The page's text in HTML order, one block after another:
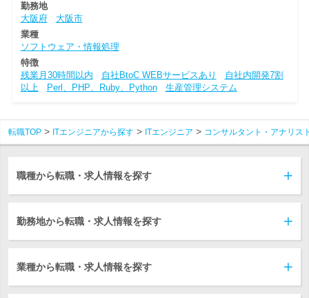
勤務地
大阪府
大阪市
業種
ソフトウェア・情報処理
特徴
残業月30時間以内
自社BtoC WEBサービスあり
自社内開発7割
以上
Perl、PHP、Ruby、Python 生産管理システム
転職TOP ITエンジニアから探す ITエンジニア コンサルタント・アナリス
職種から転職・求人情報を探す
勤務地から転職・求人情報を探す
業種から転職・求人情報を探す